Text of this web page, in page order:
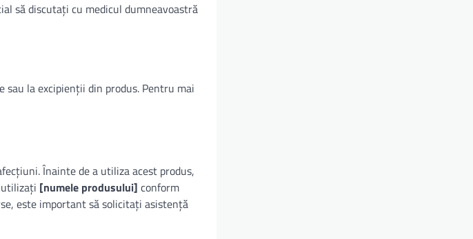
să discutați cu medicul dumneavoastră
la excipienții din produs. Pentru mai
Înainte de a utiliza acest produs,
[numele produsului] conform
este important să solicitați asistență